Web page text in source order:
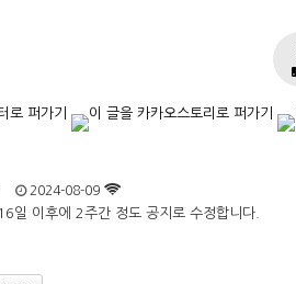
2024-08-09
일 이후에 2주간 정도 공지로 수정합니다.